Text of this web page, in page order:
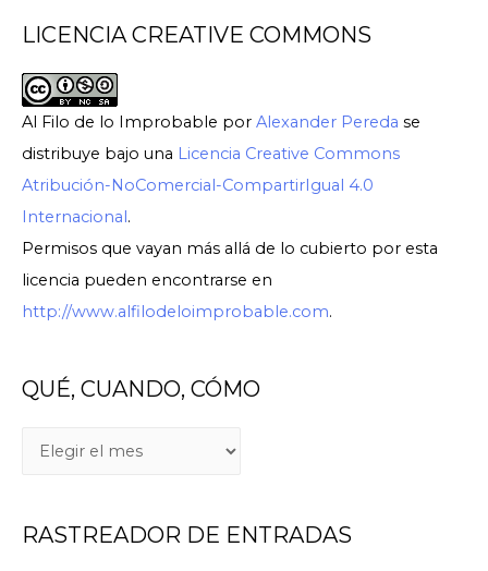
LICENCIA CREATIVE COMMONS
Al Filo de lo Improbable por Alexander Pereda se
distribuye bajo una Licencia Creative Commons
Atribución-NoComercial-CompartirIgual 4.0
Internacional.
Permisos que vayan más allá de lo cubierto por esta
licencia pueden encontrarse en
http://www.alfilodeloimprobable.com.
QUÉ, CUANDO, CÓMO
RASTREADOR DE ENTRADAS